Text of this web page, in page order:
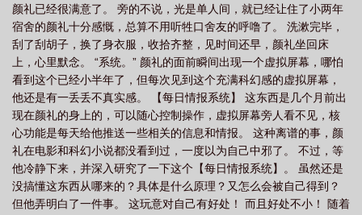
颜礼已经很满意了。 旁的不说，光是单人间，就已经让住了小两年
宿舍的颜礼十分感慨，总算不用听牲口舍友的呼噜了。 洗漱完毕，
刮了刮胡子，换了身衣服，收拾齐整，见时间还早，颜礼坐回床
上，心里默念。 “系统。” 颜礼的面前瞬间出现一个虚拟屏幕，哪怕
看到这个已经小半年了，但每次见到这个充满科幻感的虚拟屏幕，
他还是有一丢丢不真实感。 【每日情报系统】 这东西是几个月前出
现在颜礼的身上的，可以随心控制操作，虚拟屏幕旁人看不见，核
心功能是每天给他推送一些相关的信息和情报。 这种离谱的事，颜
礼在电影和科幻小说都没看到过，一度以为自己中邪了。 不过，等
他冷静下来，并深入研究了一下这个【每日情报系统】。 虽然还是
没搞懂这东西从哪来的？具体是什么原理？又怎么会被自己得到？
但他弄明白了一件事。 这玩意对自己有好处！ 而且好处不小！ 随着